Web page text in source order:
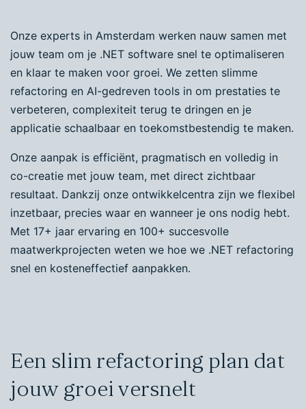
Onze experts in Amsterdam werken nauw samen met
jouw team om je .NET software snel te optimaliseren
en klaar te maken voor groei. We zetten slimme
refactoring en AI-gedreven tools in om prestaties te
verbeteren, complexiteit terug te dringen en je
applicatie schaalbaar en toekomstbestendig te maken.
Onze aanpak is efficiënt, pragmatisch en volledig in
co-creatie met jouw team, met direct zichtbaar
resultaat. Dankzij onze ontwikkelcentra zijn we flexibel
inzetbaar, precies waar en wanneer je ons nodig hebt.
Met 17+ jaar ervaring en 100+ succesvolle
maatwerkprojecten weten we hoe we .NET refactoring
snel en kosteneffectief aanpakken.
Een slim refactoring plan dat
jouw groei versnelt